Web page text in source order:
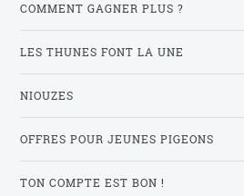
COMMENT GAGNER PLUS ?
LES THUNES FONT LA UNE
NIOUZES
OFFRES POUR JEUNES PIGEONS
TON COMPTE EST BON !